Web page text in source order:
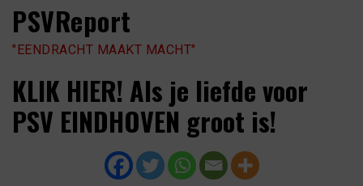
PSVReport
"EENDRACHT MAAKT MACHT"
KLIK HIER! Als je liefde voor
PSV EINDHOVEN groot is!